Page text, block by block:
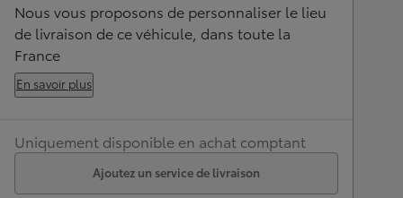
Nous vous proposons de personnaliser le lieu
de livraison de ce véhicule, dans toute la
France
En savoir plus
Uniquement disponible en achat comptant
Ajoutez un service de livraison